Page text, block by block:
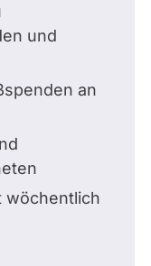
und
an
wöchentlich